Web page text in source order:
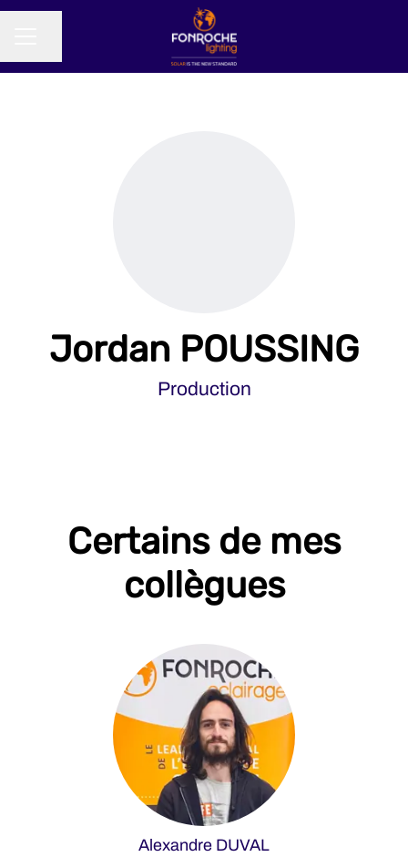
Jordan POUSSING
Production
Certains de mes
collègues
Alexandre DUVAL